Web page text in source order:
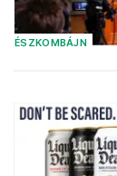
ÉSZKOMBÁJN